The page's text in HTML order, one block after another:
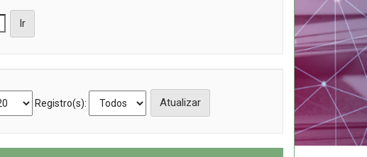
Registro(s):